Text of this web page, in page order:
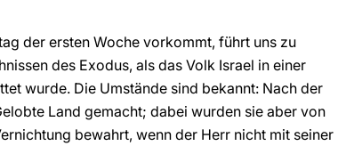
der ersten Woche vorkommt, führt uns zu
des Exodus, als das Volk Israel in einer
wurde. Die Umstände sind bekannt: Nach der
Land gemacht; dabei wurden sie aber von
bewahrt, wenn der Herr nicht mit seiner